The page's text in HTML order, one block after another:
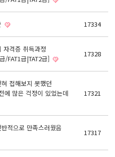
17334
자격증 취득과정
/FAT1급|TAT2급]
17328
접해보지 못했던
에 많은 걱정이 있었는데
17321
적으로 만족스러웠음
17317
어)